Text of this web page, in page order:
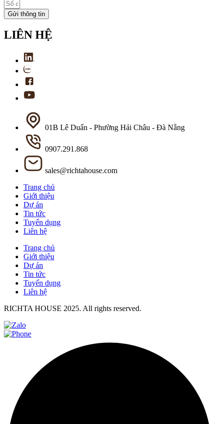
Gửi thông tin
LIÊN HỆ
01B Lê Duẩn - Phường Hải Châu - Đà Nẵng
0907.291.868
sales@richtahouse.com
Trang chủ
Giới thiệu
Dự án
Tin tức
Tuyển dụng
Liên hệ
Trang chủ
Giới thiệu
Dự án
Tin tức
Tuyển dụng
Liên hệ
RICHTA HOUSE 2025. All rights reserved.